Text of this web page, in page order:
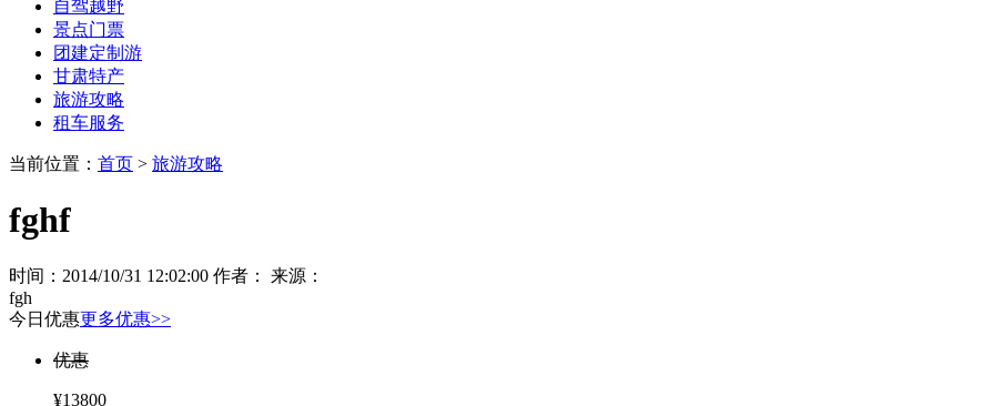
旅游攻略
租车服务
当前位置：首页
fghf
fgh
今日优惠
优惠
¥13800
2026年第七届商界精英戈壁徒步挑战赛报名开启
优惠